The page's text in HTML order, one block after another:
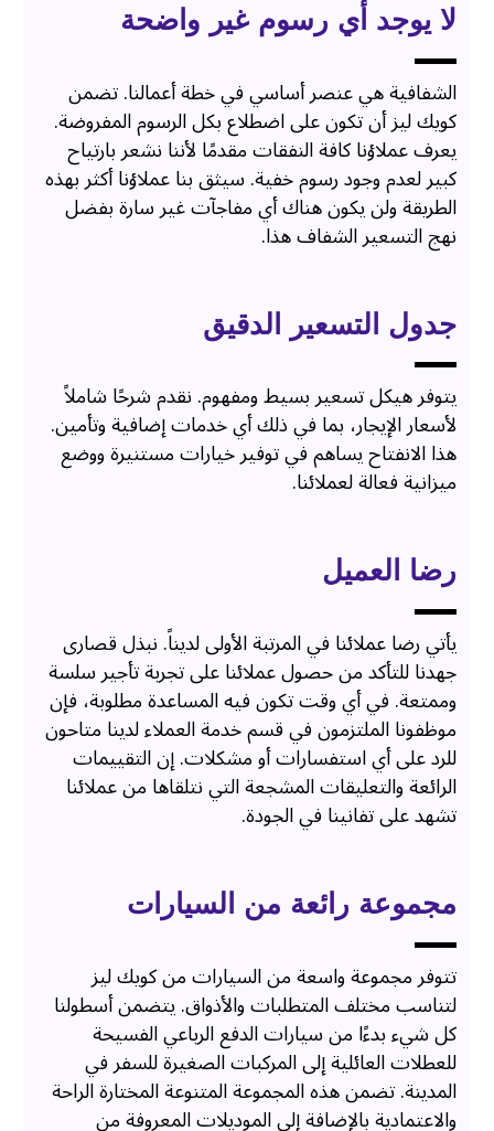
لا يوجد أي رسوم غير واضحة
الشفافية هي عنصر أساسي في خطة أعمالنا. تضمن
كويك ليز أن تكون على اضطلاع بكل الرسوم المفروضة.
يعرف عملاؤنا كافة النفقات مقدمًا لأننا نشعر بارتياح
كبير لعدم وجود رسوم خفية. سيثق بنا عملاؤنا أكثر بهذه
الطريقة ولن يكون هناك أي مفاجآت غير سارة بفضل
نهج التسعير الشفاف هذا.
جدول التسعير الدقيق
يتوفر هيكل تسعير بسيط ومفهوم. نقدم شرحًا شاملاً
لأسعار الإيجار، بما في ذلك أي خدمات إضافية وتأمين.
هذا الانفتاح يساهم في توفير خيارات مستنيرة ووضع
ميزانية فعالة لعملائنا.
رضا العميل
يأتي رضا عملائنا في المرتبة الأولى لديناً. نبذل قصارى
جهدنا للتأكد من حصول عملائنا على تجربة تأجير سلسة
وممتعة. في أي وقت تكون فيه المساعدة مطلوبة، فإن
موظفونا الملتزمون في قسم خدمة العملاء لدينا متاحون
للرد على أي استفسارات أو مشكلات. إن التقييمات
الرائعة والتعليقات المشجعة التي نتلقاها من عملائنا
تشهد على تفانينا في الجودة.
مجموعة رائعة من السيارات
تتوفر مجموعة واسعة من السيارات من كويك ليز
لتناسب مختلف المتطلبات والأذواق. يتضمن أسطولنا
كل شيء بدءًا من سيارات الدفع الرباعي الفسيحة
للعطلات العائلية إلى المركبات الصغيرة للسفر في
المدينة. تضمن هذه المجموعة المتنوعة المختارة الراحة
والاعتمادية بالإضافة إلى الموديلات المعروفة من